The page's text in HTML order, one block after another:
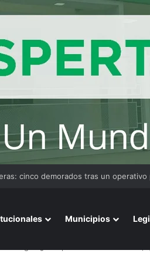
Municipios